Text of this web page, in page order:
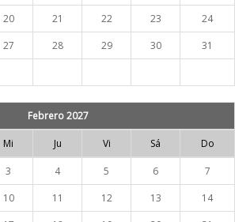
20 21 22 23
24
27 28 29 30 31
Febrero 2027
Mi Ju Vi Sá Do
3 4 5 6
7
10 11 12 13
14